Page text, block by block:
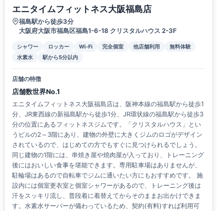
エニタイムフィットネス大阪福島店
福島駅から徒歩3分
大阪府大阪市福島区福島1-6-18 クリスタルハウス 2-3F
シャワー ロッカー Wi-Fi 完全個室 他店舗利用
無料体験
水素水
駅から5分以内
店舗の特徴
店舗数世界No.1
エニタイムフィットネス大阪福島店は、阪神本線の福島駅から徒歩1
分、JR東西線の新福島駅から徒歩1分、JR環状線の福島駅から徒歩3
分の位置にあるフィットネスジムです。「クリスタルハウス」とい
うビルの2～3階にあり、建物の外壁に大きくジムのロゴがデザイン
されているので、はじめての方でもすぐに見つけられるでしょう。
同じ建物の1階には、串焼き屋や焼肉屋が入っており、トレーニング
後にはおいしい食事を堪能できます。専用駐車場はありませんが、
駐輪場はあるので自転車でジムに通いたい方にもおすすめです。 施
設内には個室更衣室と個室シャワーがあるので、トレーニング後は
汗をスッキリ流し、普段着に着替えてからそのままお出かけできま
す。水素水サーバーが備わっているため、契約(有料)すれば利用可